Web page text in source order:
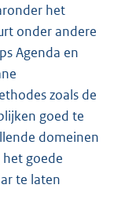
het
onder andere
Agenda en
zoals de
goed te
domeinen
goede
te laten